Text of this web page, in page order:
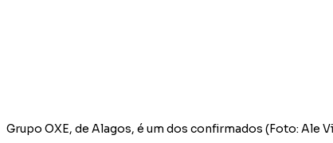
Grupo OXE, de Alagos, é um dos confirmados (Foto: Ale